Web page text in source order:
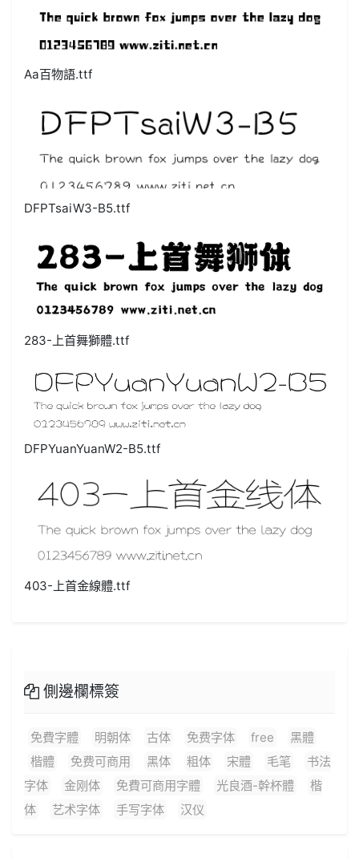
Aa百物語.ttf
DFPTsaiW3-B5.ttf
283-上首舞獅體.ttf
DFPYuanYuanW2-B5.ttf
403-上首金線體.ttf
側邊欄標簽
免費字體 明朝体 古体 免费字体 free
黑體
楷體
免费可商用 黑体 粗体 宋體 毛笔
书法
字体
金刚体 免費可商用字體 光良酒-幹杯體
楷
体
艺术字体 手写字体 汉仪